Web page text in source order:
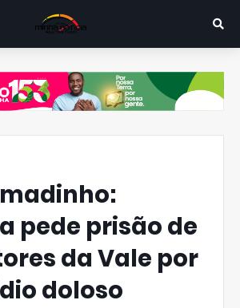
pede prisão de
da Vale por
doloso